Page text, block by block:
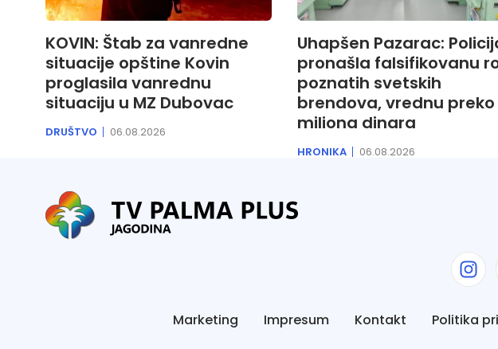
KOVIN: Štab za vanredne
situacije opštine Kovin
proglasila vanrednu
situaciju u MZ Dubovac
DRUŠTVO 06.08.2026
Uhapšen Pazarac:
pronašla falsifikovanu
poznatih svetskih
brendova, vrednu preko
miliona dinara
HRONIKA 06.08.2026
Marketing Impresum Kontakt Politika